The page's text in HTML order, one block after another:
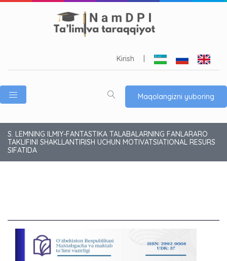
Kirish
Maqolangizni yuboring
S. LEMNING ILMIY-FANTASTIKA TALABALARNING FANLARARO
TAKLIFINI SHAKLLANTIRISH UCHUN MOTIVATSIATIONAL RESURS
SIFATIDA